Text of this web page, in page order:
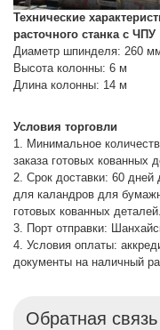
Технические
расточного станка с ЧПУ
Диаметр шпинделя: 260
Высота колонны: 6 м
Длина колонны: 14 м
Условия торговли
1. Минимальное
заказа готовых кованных
2. Срок доставки: 60 дней
для каландров для
готовых кованных деталей.
3. Порт отправки:
4. Условия оплаты:
документы на наличный
Обратная связь